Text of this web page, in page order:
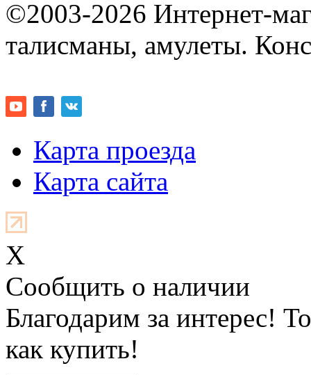
©2003-2026 Интернет-
талисманы, амулеты.
Карта проезда
Карта сайта
X
Cообщить о наличии
Благодарим за интерес!
как купить!